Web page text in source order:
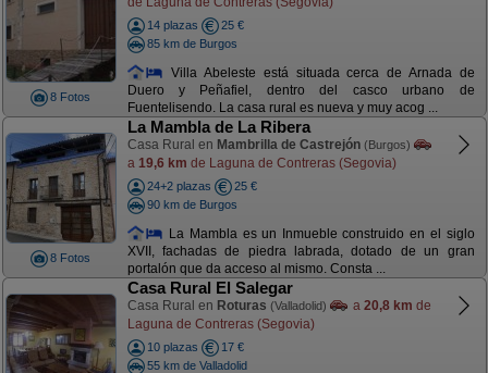
8 Fotos
14 plazas
25 €
85 km de Burgos
Villa Abeleste está situada cerca de Arnada de
Duero y Peñafiel, dentro del casco urbano de
Fuentelisendo. La casa rural es nueva y muy acog ...
8 Fotos
La Mambla de La Ribera
Casa Rural en Mambrilla de Castrejón (Burgos)
a 19,6 km de Laguna de Contreras (Segovia)
24+2 plazas
25 €
90 km de Burgos
La Mambla es un Inmueble construido en el siglo
XVII, fachadas de piedra labrada, dotado de un gran
portalón que da acceso al mismo. Consta ...
Casa Rural El Salegar
Casa Rural en Roturas (Valladolid) a 20,8 km de
Laguna de Contreras (Segovia)
10 plazas
17 €
55 km de Valladolid